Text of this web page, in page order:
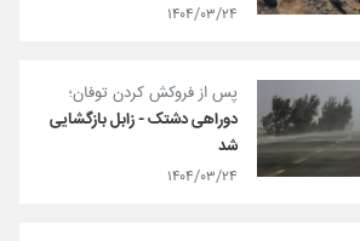
۱۴۰۴/۰۳/۲۴
پس از فروکش کردن توفان؛
دوراهی دشتک - زابل بازگشایی
شد
۱۴۰۴/۰۳/۲۴